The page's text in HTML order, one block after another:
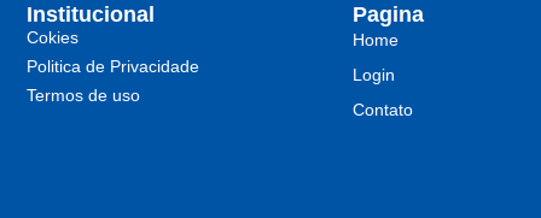
Pagina
Home
Login
Contato
Institucional
Cokies
Politica de Privacidade
Termos de uso